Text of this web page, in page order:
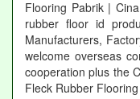
Flooring Pabrik |
rubber floor id
Manufacturers,
welcome overseas
cooperation plus the
Fleck Rubber